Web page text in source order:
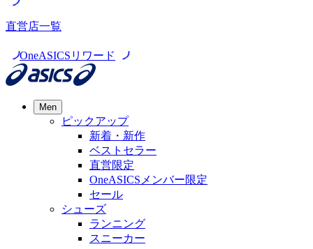
直営店一覧
OneASICSリワード
Men
ピックアップ
新着・新作
ベストセラー
直営限定
OneASICSメンバー限定
セール
シューズ
ランニング
スニーカー